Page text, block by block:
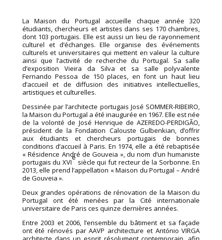
La Maison du Portugal accueille chaque année 320
étudiants, chercheurs et artistes dans ses 170 chambres,
dont 103 portugais. Elle est aussi un lieu de rayonnement
culturel et d’échanges. Elle organise des événements
culturels et universitaires qui mettent en valeur la culture
ainsi que l’activité de recherche du Portugal. Sa salle
d’exposition Vieira da Silva et sa salle polyvalente
Fernando Pessoa de 150 places, en font un haut lieu
d’accueil et de diffusion des initiatives intellectuelles,
artistiques et culturelles.
Dessinée par l’architecte portugais José SOMMER-RIBEIRO,
la Maison du Portugal a été inaugurée en 1967. Elle est née
de la volonté de José Henrique de AZEREDO-PERDIGÃO,
président de la Fondation Calouste Gulbenkian, d’offrir
aux étudiants et chercheurs portugais de bonnes
conditions d’accueil à Paris. En 1974, elle a été rebaptisée
« Résidence André de Gouveia », du nom d’un humaniste
portugais du XVI
e
siècle qui fut recteur de la Sorbonne. En
2013, elle prend l’appellation « Maison du Portugal – André
de Gouveia ».
Deux grandes opérations de rénovation de la Maison du
Portugal ont été menées par la Cité internationale
universitaire de Paris ces quinze dernières années.
Entre 2003 et 2006, l’ensemble du bâtiment et sa façade
ont été rénovés par AAVP architecture et António VIRGA